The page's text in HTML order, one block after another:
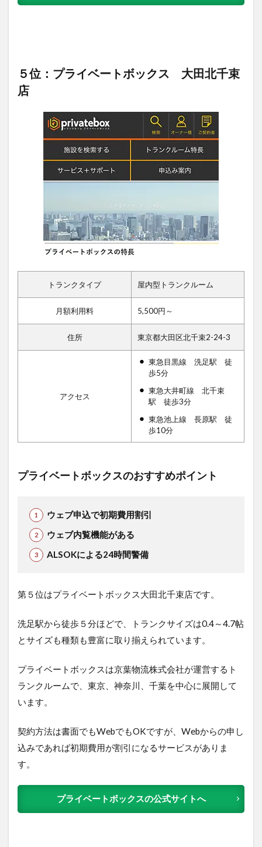
５位：プライベートボックス 大田北千束
店
トランクタイプ 屋内型トランクルーム
月額利用料 5,500円～
住所 東京都大田区北千束2-24-3
アクセス
東急目黒線 洗足駅 徒
歩5分
東急大井町線 北千束
駅 徒歩3分
東急池上線 長原駅 徒
歩10分
プライベートボックスのおすすめポイント
ウェブ申込で初期費用割引
ウェブ内覧機能がある
ALSOKによる24時間警備
第５位はプライベートボックス大田北千束店です。
洗足駅から徒歩５分ほどで、トランクサイズは0.4～4.7帖
とサイズも種類も豊富に取り揃えられています。
プライベートボックスは京葉物流株式会社が運営するト
ランクルームで、東京、神奈川、千葉を中心に展開して
います。
契約方法は書面でもWebでもOKですが、Webからの申し
込みであれば初期費用が割引になるサービスがありま
す。
プライベートボックスの公式サイトへ